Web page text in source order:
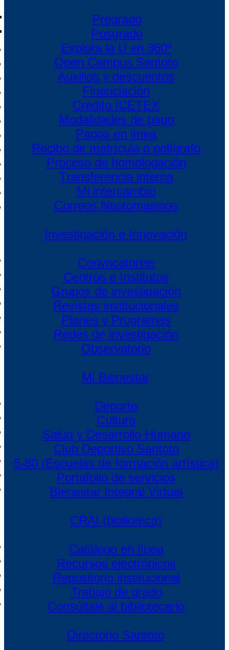
Pregrado
Posgrado
Explora la U en 360º
Open Campus Santoto
Auxilios y descuentos
Financiación
Crédito ICETEX
Modalidades de pago
Pagos en línea
Recibo de matrícula o polígrafo
Proceso de homologación
Transferencia interna
Mi intercambio
Correos Neotomasinos
Investigación e Innovación
Convocatorias
Centros e Institutos
Grupos de investigación
Revistas institucionales
Planes y Programas
Redes de investigación
Observatorio
Mi Bienestar
Deporte
Cultura
Salud y Desarrollo Humano
Club Deportivo Santoto
5-80 (Escuelas de formación artística)
Portafolio de servicios
Bienestar Integral Virtual
CRAI (biblioteca)
Catálogo en línea
Recursos electrónicos
Repositorio institucional
Trabajo de grado
Consúltale al bibliotecario
Directorio Santoto